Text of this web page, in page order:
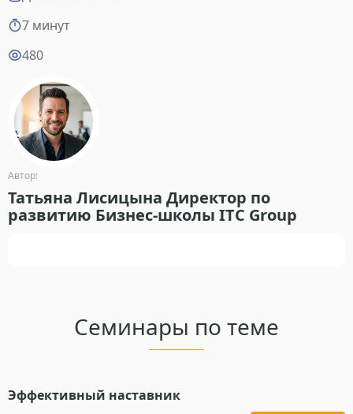
7 минут
480
Автор:
Татьяна Лисицына Директор по
развитию Бизнес-школы ITC Group
Семинары по теме
Эффективный наставник